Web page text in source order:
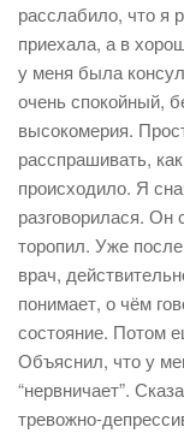
расслабило, что я
приехала, а в
у меня была
очень спокойный,
высокомерия.
расспрашивать,
происходило. Я
разговорилася.
торопил. Уже
врач,
понимает, о чём
состояние. Потом
Объяснил, что у
“нервничает”.
тревожно-